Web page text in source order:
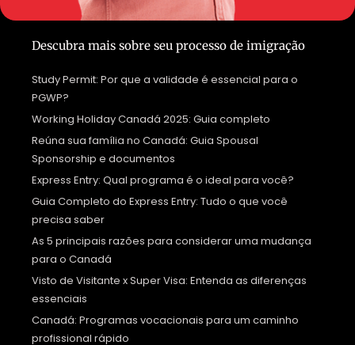
Descubra mais sobre seu processo de imigração
Study Permit: Por que a validade é essencial para o
PGWP?
Working Holiday Canadá 2025: Guia completo
Reúna sua família no Canadá: Guia Spousal
Sponsorship e documentos
Express Entry: Qual programa é o ideal para você?
Guia Completo do Express Entry: Tudo o que você
precisa saber
As 5 principais razões para considerar uma mudança
para o Canadá
Visto de Visitante x Super Visa: Entenda as diferenças
essenciais
Canadá: Programas vocacionais para um caminho
profissional rápido